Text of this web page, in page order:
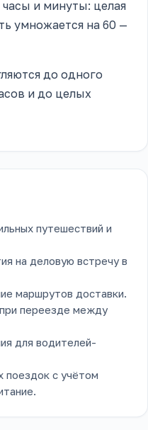
и минуты: целая
умножается на 60 —
до одного
и до целых
путешествий и
на деловую встречу в
маршрутов доставки.
переезде между
для водителей-
поездок с учётом